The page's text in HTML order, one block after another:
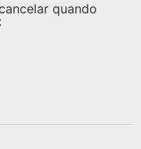
quando